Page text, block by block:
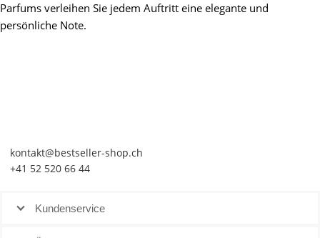
Parfums verleihen Sie jedem Auftritt eine elegante und
persönliche Note.
kontakt@bestseller-shop.ch
+41 52 520 66 44
Kundenservice